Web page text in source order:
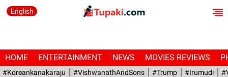
English
HOME ENTERTAINMENT NEWS MOVIES REVIEWS
#Koreankanakaraju #VishwanathAndSons #Trump #irumudi